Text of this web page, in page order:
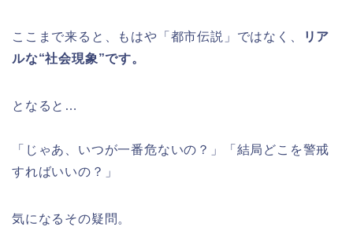
ここまで来ると、もはや「都市伝説」ではなく、
リア
ルな“社会現象”です。
となると…
「じゃあ、いつが一番危ないの？」「結局どこを警戒
すればいいの？」
気になるその疑問。